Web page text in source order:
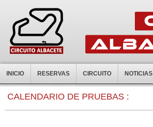
INICIO RESERVAS CIRCUITO NOTICIAS
CALENDARIO DE PRUEBAS :